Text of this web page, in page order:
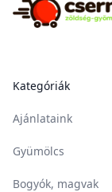
Kategóriák
Ajánlataink
Gyümölcs
Bogyók, magvak